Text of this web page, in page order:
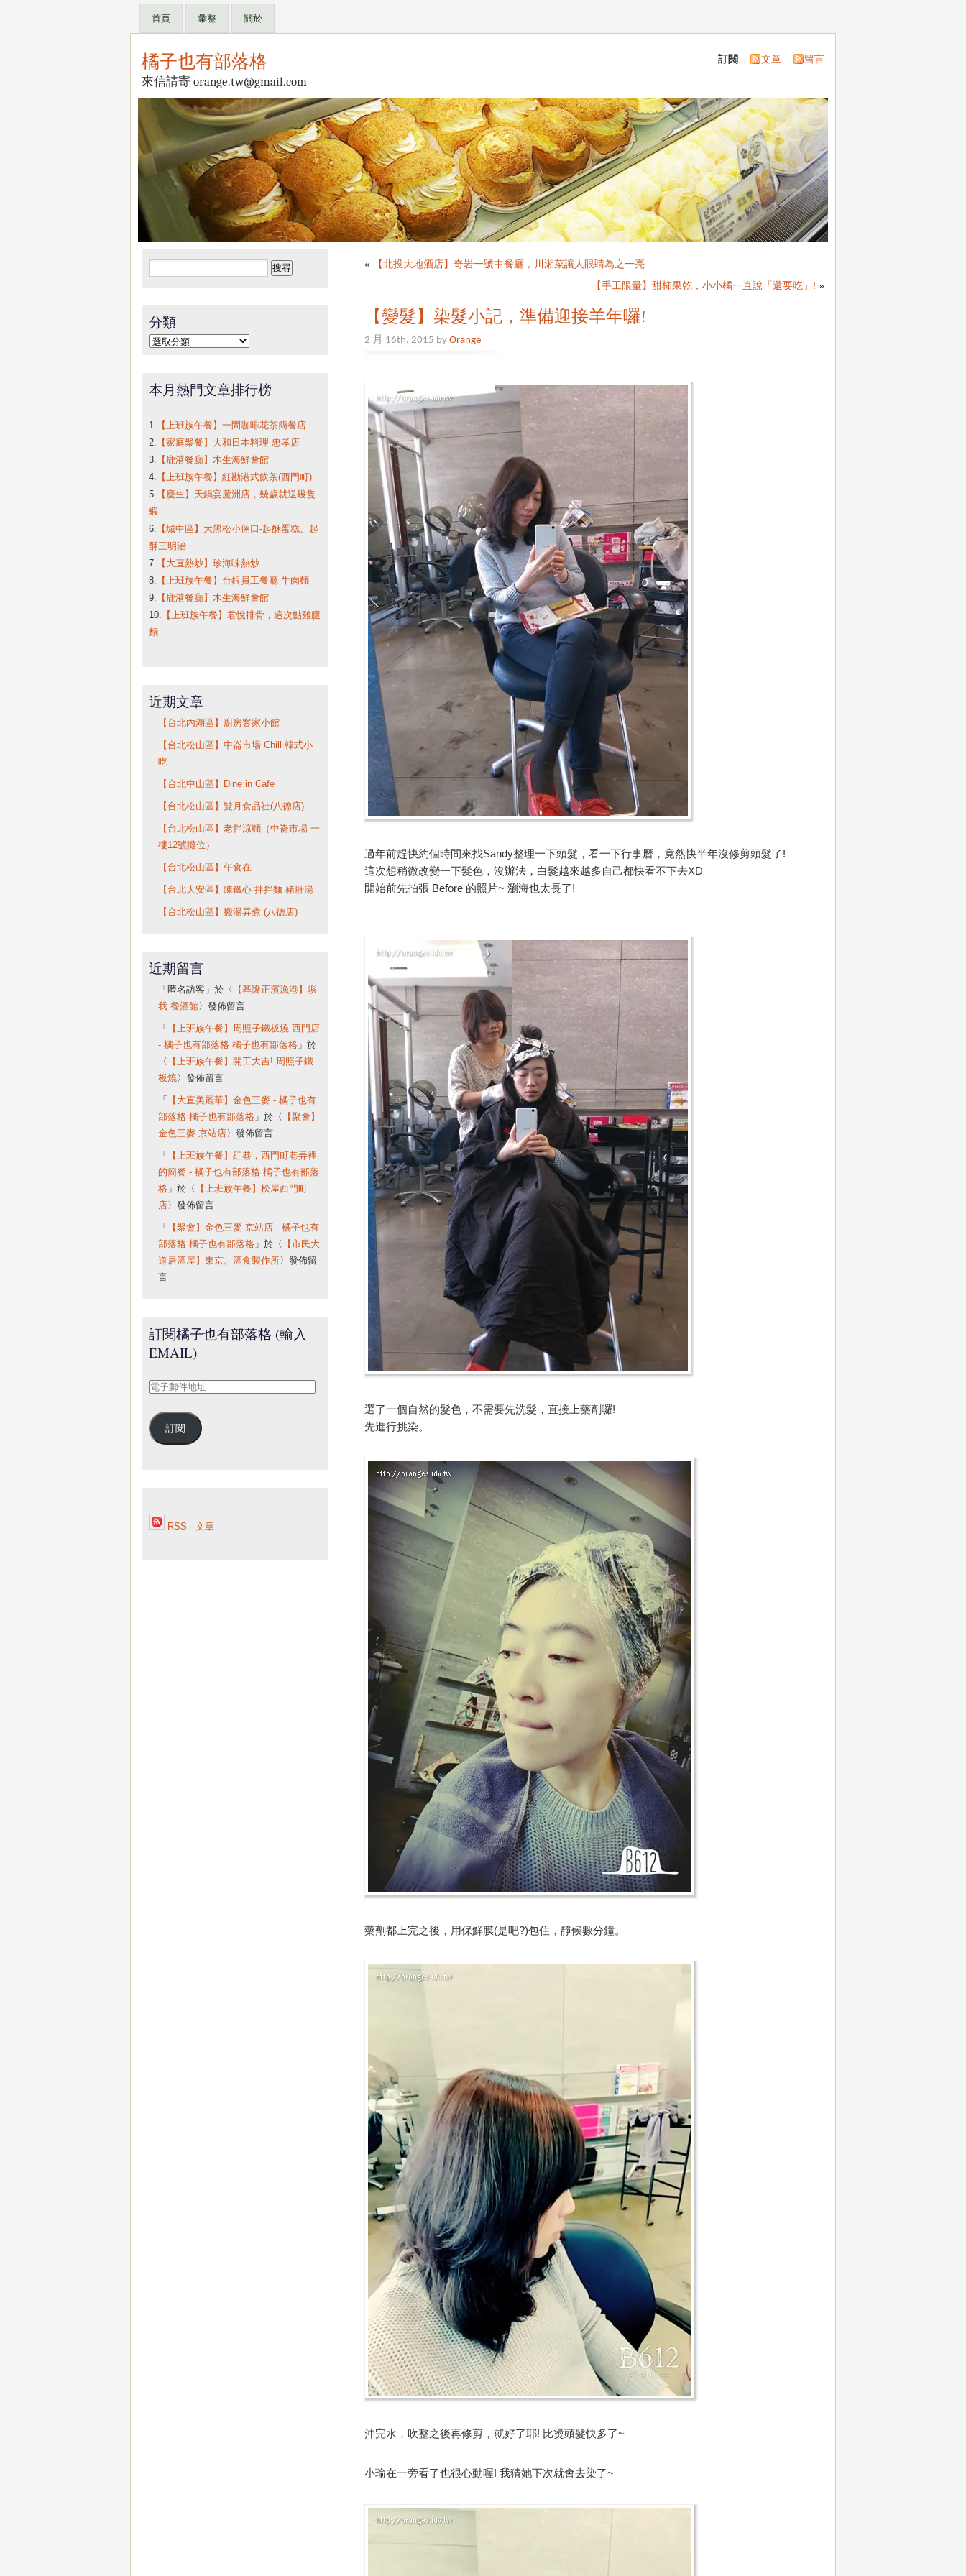
首頁 彙整 關於
橘子也有部落格
來信請寄 orange.tw@gmail.com
訂閱 文章 留言
«
【北投大地酒店】奇岩一號中餐廳，川湘菜讓人眼睛為之一亮
【手工限量】甜柿果乾，小小橘一直說「還要吃」! »
【變髮】染髮小記，準備迎接羊年囉!
2 月 16th, 2015 byOrange
過年前趕快約個時間來找Sandy整理一下頭髮，看一下行事曆，竟然快半年沒修剪頭髮了!
這次想稍微改變一下髮色，沒辦法，白髮越來越多自己都快看不下去XD
開始前先拍張 Before 的照片~ 瀏海也太長了!
選了一個自然的髮色，不需要先洗髮，直接上藥劑囉!
先進行挑染。
藥劑都上完之後，用保鮮膜(是吧?)包住，靜候數分鐘。
沖完水，吹整之後再修剪，就好了耶! 比燙頭髮快多了~
小瑜在一旁看了也很心動喔! 我猜她下次就會去染了~
搜
尋
字:
分類
分
本月熱門文章排行榜
1. 【上班族午餐】一間咖啡花茶簡餐店
2. 【家庭聚餐】大和日本料理 忠孝店
3. 【鹿港餐廳】木生海鮮會館
4. 【上班族午餐】紅勘港式飲茶(西門町)
5. 【慶生】天鍋宴蘆洲店，幾歲就送幾隻
蝦
6. 【城中區】大黑松小倆口-起酥蛋糕、起
酥三明治
7. 【大直熱炒】珍海味熱炒
8. 【上班族午餐】台銀員工餐廳 牛肉麵
9. 【鹿港餐廳】木生海鮮會館
10. 【上班族午餐】君悅排骨，這次點雞腿
麵
近期文章
【台北內湖區】廚房客家小館
【台北松山區】中崙市場 Chill 韓式小
吃
【台北中山區】Dine in Cafe
【台北松山區】雙月食品社(八德店)
【台北松山區】老拌涼麵（中崙市場 一
樓12號攤位）
【台北松山區】午食在
【台北大安區】陳鐵心 拌拌麵 豬肝湯
【台北松山區】搬湯弄煮 (八德店)
近期留言
「 匿名訪客 」於〈
【基隆正濱漁港】嶼
我 餐酒館〉發佈留言
「
【上班族午餐】周照子鐵板燒 西門店
- 橘子也有部落格 橘子也有部落格」於
〈
【上班族午餐】開工大吉! 周照子鐵
板燒〉發佈留言
「
【大直美麗華】金色三麥 - 橘子也有
部落格 橘子也有部落格」於〈
【聚會】
金色三麥 京站店 〉發佈留言
「
【上班族午餐】紅巷，西門町巷弄裡
的簡餐 - 橘子也有部落格 橘子也有部落
格」於〈
【上班族午餐】松屋西門町
店 〉發佈留言
「
【聚會】金色三麥 京站店 - 橘子也有
部落格 橘子也有部落格」於〈
【市民大
道居酒屋】東京。酒食製作所〉發佈留
言
訂閱橘子也有部落格 (輸入
EMAIL)
電
郵
件
訂閱
RSS - 文章